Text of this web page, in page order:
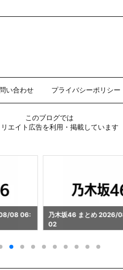
い合わせ プライバシーポリシー
このブログでは
エイト広告を利用・掲載しています
木坂46 まとめ 2026/08/08 00: